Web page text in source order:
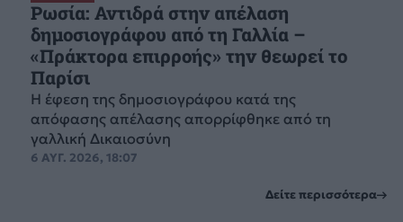
Ρωσία: Αντιδρά στην απέλαση
δημοσιογράφου από τη Γαλλία –
«Πράκτορα επιρροής» την θεωρεί το
Παρίσι
Η έφεση της δημοσιογράφου κατά της
απόφασης απέλασης απορρίφθηκε από τη
γαλλική Δικαιοσύνη
6 ΑΥΓ. 2026, 18:07
Δείτε περισσότερα